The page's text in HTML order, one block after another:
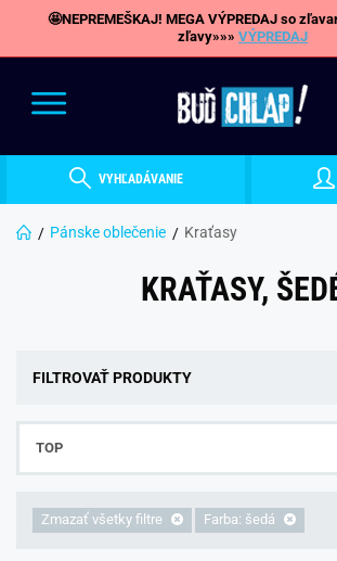
🤩NEPREMEŠKAJ! MEGA VÝPREDAJ so
zľavy»»» VÝPREDAJ
VYHĽADÁVANIE
Pánske oblečenie Kraťasy
KRAŤASY,
FILTROVAŤ PRODUKTY
TOP
Zmazať všetky filtre Farba: šedá